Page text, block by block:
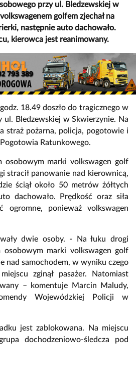
przy ul. Bledzewskiej w
golfem zjechał na
następnie auto dachowało.
kierowca jest reanimowany.
18.49 doszło do tragicznego w
ul. Bledzewskiej w Skwierzynie. Na
straż pożarna, policja, pogotowie i
Ratunkowego.
osobowym marki volkswagen golf
stracił panowanie nad kierownicą,
ściął około 50 metrów żółtych
dachowało. Prędkość oraz siła
ogromne, ponieważ volkswagen
dwie osoby. - Na łuku drogi
osobowym marki volkswagen golf
nad samochodem, w wyniku czego
zginął pasażer. Natomiast
– komentuje Marcin Maludy,
Wojewódzkiej Policji w
jest zablokowana. Na miejscu
dochodzeniowo-śledcza pod